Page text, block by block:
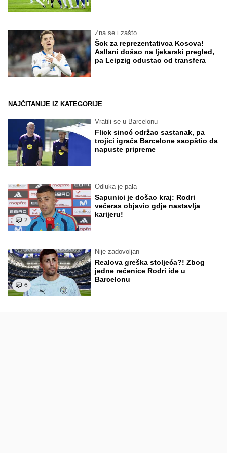
Zna se i zašto
Šok za reprezentativca Kosova!
Asllani došao na ljekarski pregled,
pa Leipzig odustao od transfera
NAJČITANIJE IZ KATEGORIJE
Vratili se u Barcelonu
Flick sinoć održao sastanak, pa
trojici igrača Barcelone saopštio da
napuste pripreme
2
Odluka je pala
Sapunici je došao kraj: Rodri
večeras objavio gdje nastavlja
karijeru!
6
Nije zadovoljan
Realova greška stoljeća?! Zbog
jedne rečenice Rodri ide u
Barcelonu